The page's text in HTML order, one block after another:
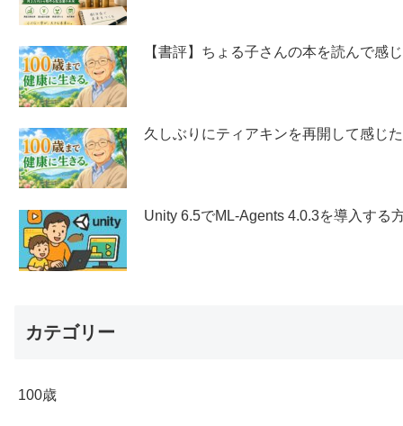
【書評】ちょる子さんの本を読んで感
久しぶりにティアキンを再開して感じ
Unity 6.5でML-Agents 4.0.3を導入する
カテゴリー
100歳